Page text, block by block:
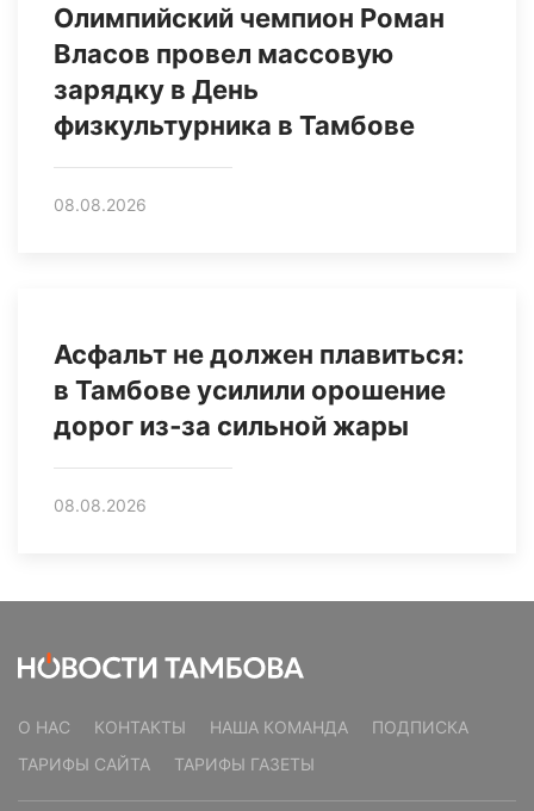
Олимпийский чемпион Роман
Власов провел массовую
зарядку в День
физкультурника в Тамбове
08.08.2026
Асфальт не должен плавиться:
в Тамбове усилили орошение
дорог из‑за сильной жары
08.08.2026
О НАС КОНТАКТЫ НАША КОМАНДА
ПОДПИСКА
ТАРИФЫ САЙТА
ТАРИФЫ ГАЗЕТЫ